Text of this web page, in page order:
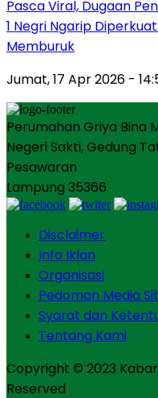
Pasca Viral, Dugaan
1 Negri Ngarip
Memburuk
Jumat, 17 Apr 2026 -
Perumahan Griya Bina
Negeri Sakti, Gedung
Pesawaran
Lampung 35366
Disclaimer
Info Iklan
Organisasi
Pedoman Media
Syarat dan
Tentang Kami
Copyright © 2023
Reserved